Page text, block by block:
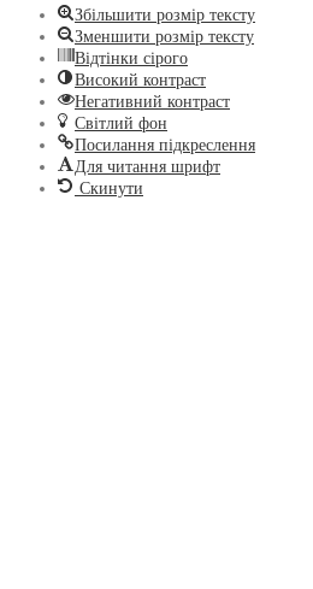
Збільшити розмір тексту
Зменшити розмір тексту
Відтінки сірого
Високий контраст
Негативний контраст
Світлий фон
Посилання підкреслення
Для читання шрифт
Скинути